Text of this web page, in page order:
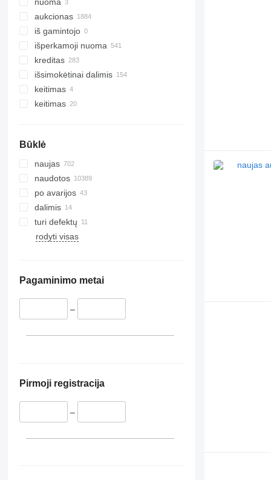
nuoma
aukcionas
iš gamintojo
išperkamoji nuoma
kreditas
išsimokėtinai dalimis
keitimas
keitimas
Būklė
naujas
naudotos
po avarijos
dalimis
turi defektų
rodyti visas
Pagaminimo metai
–
Pirmoji registracija
–